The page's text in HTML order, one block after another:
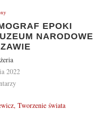
EPOKI
NARODOWE
2022